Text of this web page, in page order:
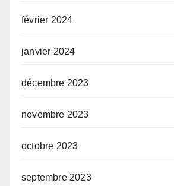
février 2024
janvier 2024
décembre 2023
novembre 2023
octobre 2023
septembre 2023